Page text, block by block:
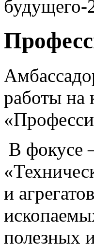
будущего-
работы на
В фокусе
и
полезных